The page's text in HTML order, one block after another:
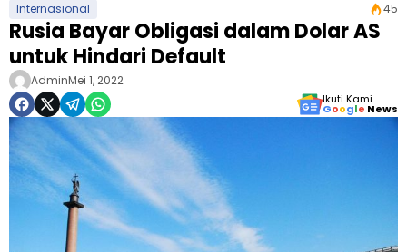
Internasional 45
Rusia Bayar Obligasi dalam Dolar AS
untuk Hindari Default
AdminMei 1, 2022
Ikuti Kami
Google News